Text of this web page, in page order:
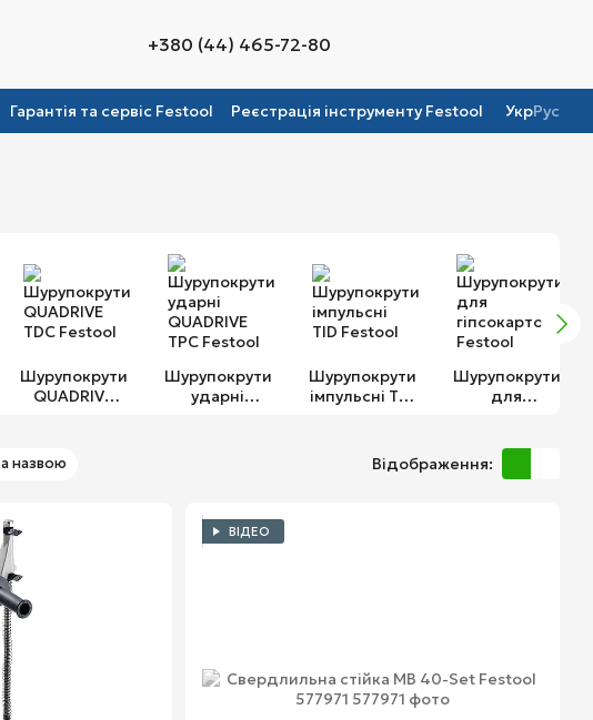
+380 (44) 465-72-80
Гарантія та сервіс Festool Реєстрація інструменту Festool УкрРус
Шурупокрути
QUADRIVE
Шурупокрути
ударні
Шурупокрути
імпульсні TID
Шурупокрути
для
назвою Відображення:
ВІДЕО